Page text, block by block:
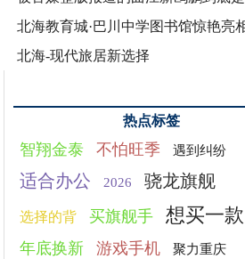
北海教育城·巴川中学图书馆惊艳亮
北海-现代旅居新选择
热点标签
智翔金泰 不怕旺季 遇到纠纷
适合办公 2026 骁龙旗舰
选择的背 买旗舰手 想买一款
年底换新 游戏手机 聚力重庆